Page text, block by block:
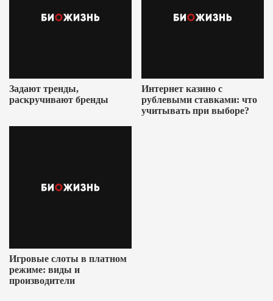
Задают тренды,
раскручивают бренды
Интернет казино с
рублевыми ставками: что
учитывать при выборе?
Игровые слоты в платном
режиме: виды и
производители